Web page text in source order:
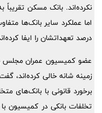
نکرده‌اند. بانک مسکن
درصد تعهداتشان را ایفا
عضو کمیسیون عمران مجلس
زمینه شانه خالی کرده‌اند،
برخورد قانونی با بانک‌های
تخلفات بانکی در کمیسیون با